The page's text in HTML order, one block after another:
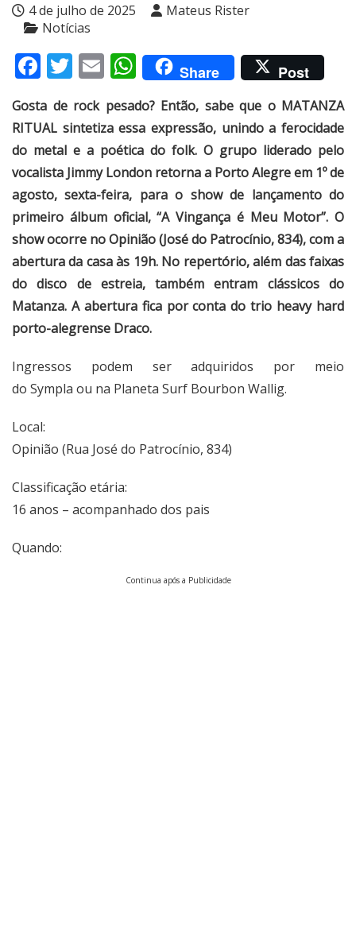
4 de julho de 2025
Mateus Rister
Notícias
Facebook
Twitter
EmailWhatsApp
Share Post
Gosta de rock pesado? Então, sabe que o MATANZA
RITUAL sintetiza essa expressão, unindo a ferocidade
do metal e a poética do folk. O grupo liderado pelo
vocalista Jimmy London retorna a Porto Alegre em 1º de
agosto, sexta-feira, para o show de lançamento do
primeiro álbum oficial, “A Vingança é Meu Motor”. O
show ocorre no Opinião (José do Patrocínio, 834), com a
abertura da casa às 19h. No repertório, além das faixas
do disco de estreia, também entram clássicos do
Matanza. A abertura fica por conta do trio heavy hard
porto-alegrense Draco.
Ingressos podem ser adquiridos por meio
do Sympla ou na Planeta Surf Bourbon Wallig.
Local:
Opinião (Rua José do Patrocínio, 834)
Classificação etária:
16 anos – acompanhado dos pais
Quando:
Continua após a Publicidade